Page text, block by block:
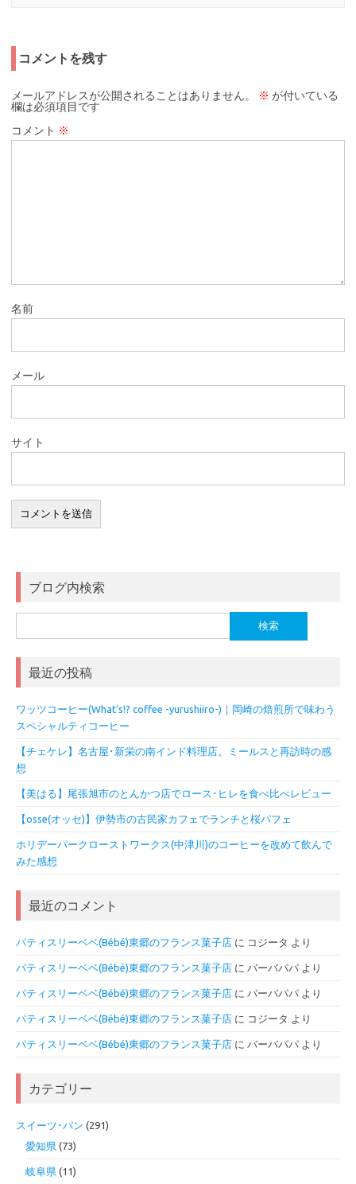
コメントを残す
メールアドレスが公開されることはありません。 ※ が付いている
欄は必須項目です
コメント ※
名前
メール
サイト
ブログ内検索
索:
最近の投稿
ワッツコーヒー(What’s!? coffee -yurushiiro-)｜岡崎の焙煎所で味わう
スペシャルティコーヒー
【チェケレ】名古屋･新栄の南インド料理店。ミールスと再訪時の感
想
【美はる】尾張旭市のとんかつ店でロース･ヒレを食べ比べレビュー
【osse(オッセ)】伊勢市の古民家カフェでランチと桜パフェ
ホリデーパークローストワークス(中津川)のコーヒーを改めて飲んで
みた感想
最近のコメント
パティスリーベベ(Bébé)東郷のフランス菓子店 に コジータ より
パティスリーベベ(Bébé)東郷のフランス菓子店 に バーバパパ より
パティスリーベベ(Bébé)東郷のフランス菓子店 に バーバパパ より
パティスリーベベ(Bébé)東郷のフランス菓子店 に コジータ より
パティスリーベベ(Bébé)東郷のフランス菓子店 に バーバパパ より
カテゴリー
スイーツ･パン (291)
愛知県 (73)
岐阜県 (11)